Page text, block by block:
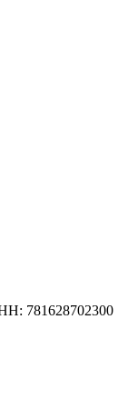
781628702300